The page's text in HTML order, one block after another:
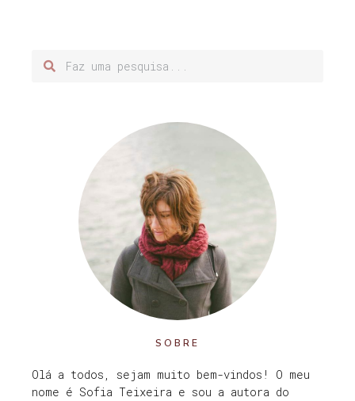
SOBRE
Olá a todos, sejam muito bem-vindos! O meu
nome é Sofia Teixeira e sou a autora do